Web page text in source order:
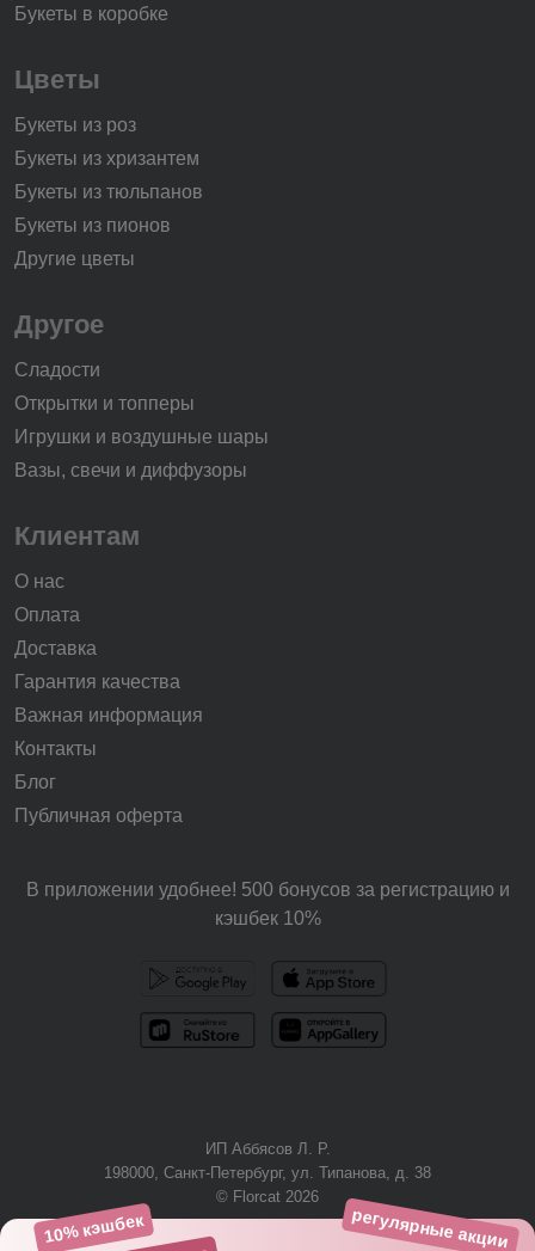
10% кэшбек регулярные акции
Букеты в коробке
Цветы
Букеты из роз
Букеты из хризантем
Букеты из тюльпанов
Букеты из пионов
Другие цветы
Другое
Сладости
Открытки и топперы
Игрушки и воздушные шары
Вазы, свечи и диффузоры
Клиентам
О нас
Оплата
Доставка
Гарантия качества
Важная информация
Контакты
Блог
Публичная оферта
В приложении удобнее! 500 бонусов за регистрацию и
кэшбек 10%
ИП Аббясов Л. Р.
198000, Санкт-Петербург, ул. Типанова, д. 38
© Florcat 2026